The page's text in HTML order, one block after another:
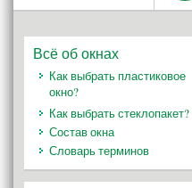
Всё об окнах
Как выбрать пластиковое
окно?
Как выбрать стеклопакет?
Состав окна
Словарь терминов